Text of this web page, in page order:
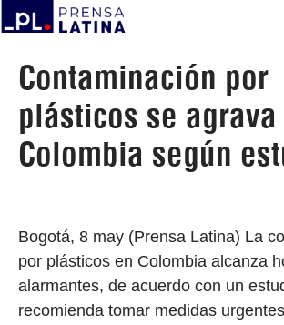
Contaminación por
plásticos se agrava
Colombia según
Bogotá, 8 may (Prensa Latina) La
por plásticos en Colombia alcanza
alarmantes, de acuerdo con un
recomienda tomar medidas